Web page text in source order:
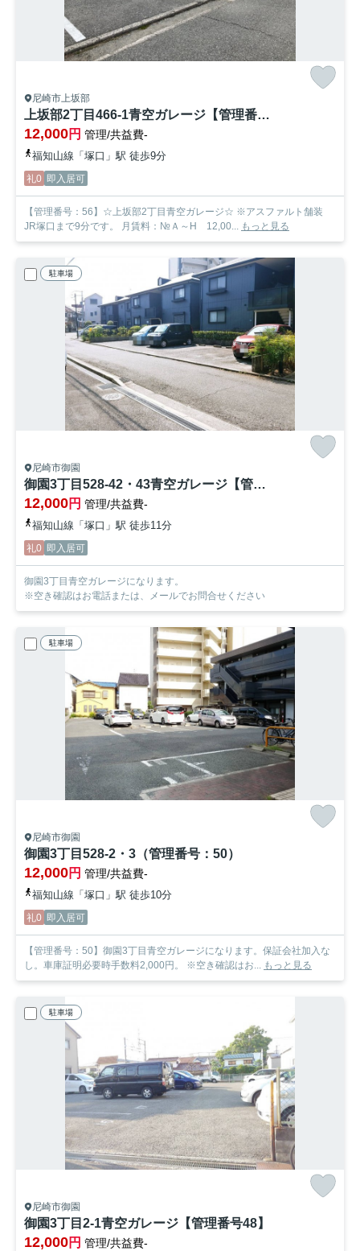
尼崎市上坂部
上坂部2丁目466-1青空ガレージ【管理番号56】
12,000円 管理/共益費-
福知山線「塚口」駅 徒歩9分
礼0 即入居可
【管理番号：56】☆上坂部2丁目青空ガレージ☆ ※アスファルト舗装
JR塚口まで9分です。 月賃料：№Ａ～H 12,00... もっと見る
駐車場
尼崎市御園
御園3丁目528-42・43青空ガレージ【管理番号51】
12,000円 管理/共益費-
福知山線「塚口」駅 徒歩11分
礼0 即入居可
御園3丁目青空ガレージになります。
※空き確認はお電話または、メールでお問合せください
駐車場
尼崎市御園
御園3丁目528-2・3（管理番号：50）
12,000円 管理/共益費-
福知山線「塚口」駅 徒歩10分
礼0 即入居可
【管理番号：50】御園3丁目青空ガレージになります。保証会社加入な
し。車庫証明必要時手数料2,000円。 ※空き確認はお... もっと見る
駐車場
尼崎市御園
御園3丁目2-1青空ガレージ【管理番号48】
12,000円 管理/共益費-